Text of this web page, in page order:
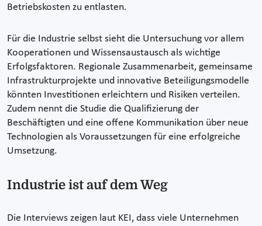
Betriebskosten zu entlasten.
Für die Industrie selbst sieht die Untersuchung vor allem
Kooperationen und Wissensaustausch als wichtige
Erfolgsfaktoren. Regionale Zusammenarbeit, gemeinsame
Infrastrukturprojekte und innovative Beteiligungsmodelle
könnten Investitionen erleichtern und Risiken verteilen.
Zudem nennt die Studie die Qualifizierung der
Beschäftigten und eine offene Kommunikation über neue
Technologien als Voraussetzungen für eine erfolgreiche
Umsetzung.
Industrie ist auf dem Weg
Die Interviews zeigen laut KEI, dass viele Unternehmen